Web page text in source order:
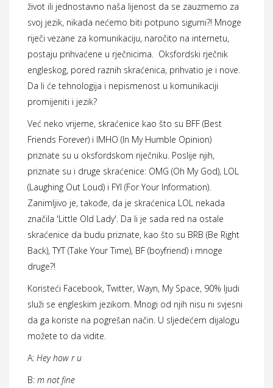
život ili jednostavno naša lijenost da se zauzmemo za
svoj jezik, nikada nećemo biti potpuno sigurni?! Mnoge
riječi vezane za komunikaciju, naročito na internetu,
postaju prihvaćene u rječnicima. Oksfordski rječnik
engleskog, pored raznih skraćenica, prihvatio je i nove.
Da li će tehnologija i nepismenost u komunikaciji
promijeniti i jezik?
Već neko vrijeme, skraćenice kao što su BFF (Best
Friends Forever) i IMHO (In My Humble Opinion)
priznate su u oksfordskom riječniku. Poslije njih,
priznate su i druge skraćenice: OMG (Oh My God), LOL
(Laughing Out Loud) i FYI (For Your Information).
Zanimljivo je, takođe, da je skraćenica LOL nekada
značila 'Little Old Lady'. Da li je sada red na ostale
skraćenice da budu priznate, kao što su BRB (Be Right
Back), TYT (Take Your Time), BF (boyfriend) i mnoge
druge?!
Koristeći Facebook, Twitter, Wayn, My Space, 90% ljudi
služi se engleskim jezikom. Mnogi od njih nisu ni svjesni
da ga koriste na pogrešan način. U sljedećem dijalogu
možete to da vidite.
A: Hey how r u
B: m not fine